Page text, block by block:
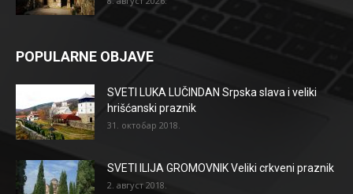
POPULARNE OBJAVE
SVETI LUKA LUČINDAN Srpska slava i veliki
hrišćanski praznik
31. октобар 2018.
SVETI ILIJA GROMOVNIK Veliki crkveni praznik
2. август 2018.